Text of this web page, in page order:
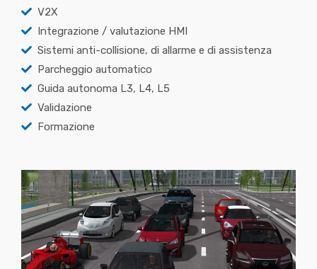
V2X
Integrazione / valutazione HMI
Sistemi anti-collisione, di allarme e di assistenza
Parcheggio automatico
Guida autonoma L3, L4, L5
Validazione
Formazione